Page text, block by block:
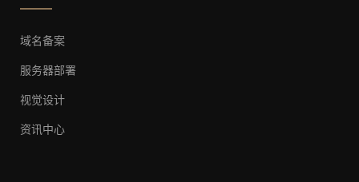
域名备案
服务器部署
视觉设计
资讯中心